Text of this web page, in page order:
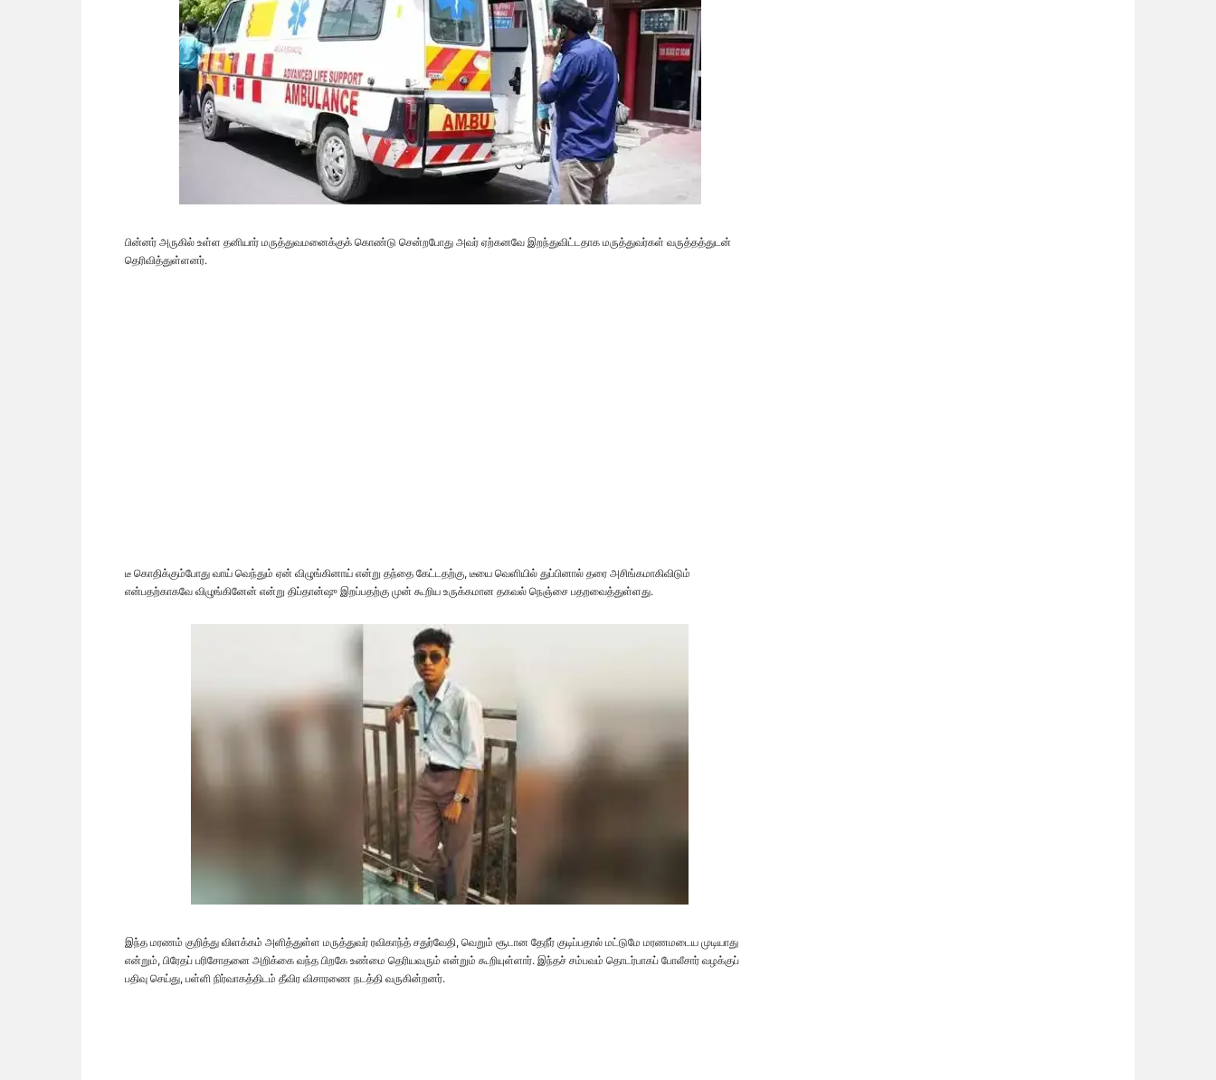
பின்னர் அருகில் உள்ள தனியார் மருத்துவமனைக்குக் கொண்டு சென்றபோது அவர் ஏற்கனவே இறந்துவிட்டதாக மருத்துவர்கள் வருத்தத்துடன்
தெரிவித்துள்ளனர்.
டீ கொதிக்கும்போது வாய் வெந்தும் ஏன் விழுங்கினாய் என்று தந்தை கேட்டதற்கு, டீயை வெளியில் துப்பினால் தரை அசிங்கமாகிவிடும்
என்பதற்காகவே விழுங்கினேன் என்று திப்தான்ஷு இறப்பதற்கு முன் கூறிய உருக்கமான தகவல் நெஞ்சை பதறவைத்துள்ளது.
இந்த மரணம் குறித்து விளக்கம் அளித்துள்ள மருத்துவர் ரவிகாந்த் சதுர்வேதி, வெறும் சூடான தேநீர் குடிப்பதால் மட்டுமே மரணமடைய முடியாது
என்றும், பிரேதப் பரிசோதனை அறிக்கை வந்த பிறகே உண்மை தெரியவரும் என்றும் கூறியுள்ளார். இந்தச் சம்பவம் தொடர்பாகப் போலீசார் வழக்குப்
பதிவு செய்து, பள்ளி நிர்வாகத்திடம் தீவிர விசாரணை நடத்தி வருகின்றனர்.